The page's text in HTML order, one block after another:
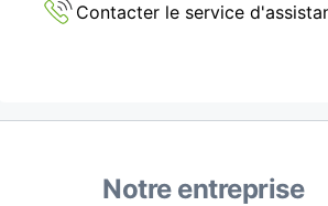
Contacter le service
Notre entreprise